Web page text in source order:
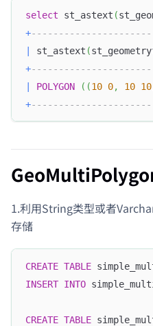
select st_astext (
+
st_astext (
+
POLYGON ( (10 0, 10 10
+
1.利用String类型或者
存储
CREATE TABLE
INSERT INTO
CREATE TABLE